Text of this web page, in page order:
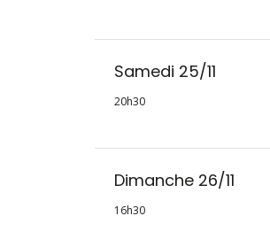
Samedi 25/11
20h30
Dimanche 26/11
16h30